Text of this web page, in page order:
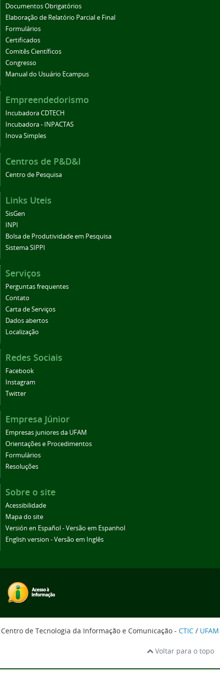
Documentos Obrigatórios
Elaboração de Relatório Parcial e Final
Formulários
Certificados
Comitês Científicos
Congresso
Manual do Usuário Ecampus
Empreendedorismo
Incubadora CDTECH
Incubadora - INPACTAS
Inova Simples
Centros de P&D&I
Centro de Pesquisa
Links Uteis
SisGen
INPI
Bolsa de Produtividade em Pesquisa
Sistema SIPPI
Serviços
Perguntas frequentes
Contato
Carta de Serviços
Dados abertos
Localização
Redes Sociais
Facebook
Instagram
Twitter
Empresa Júnior
Empresas juniores da UFAM
Orientações e Procedimentos
Formulários
Resoluções
Sobre o site
Acessibilidade
Mapa do site
Versión en Español - Versão em Espanhol
English version - Versão em Inglês
Centro de Tecnologia da Informação e Comunicação - CTIC / UFAM
Voltar para o topo